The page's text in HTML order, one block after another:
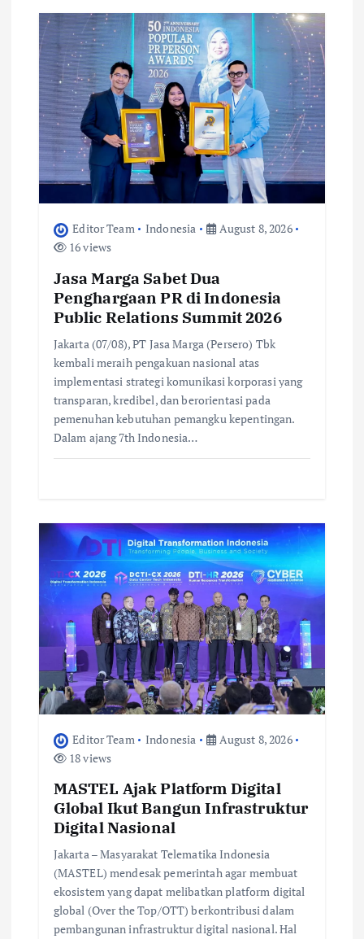
g
a
t
o
Editor Team Indonesia
August 8, 2026
16 views
Jasa Marga Sabet Dua
Penghargaan PR di Indonesia
Public Relations Summit 2026
Jakarta (07/08), PT Jasa Marga (Persero) Tbk
kembali meraih pengakuan nasional atas
implementasi strategi komunikasi korporasi yang
transparan, kredibel, dan berorientasi pada
pemenuhan kebutuhan pemangku kepentingan.
Dalam ajang 7th Indonesia…
Editor Team Indonesia
August 8, 2026
18 views
MASTEL Ajak Platform Digital
Global Ikut Bangun Infrastruktur
Digital Nasional
Jakarta – Masyarakat Telematika Indonesia
(MASTEL) mendesak pemerintah agar membuat
ekosistem yang dapat melibatkan platform digital
global (Over the Top/OTT) berkontribusi dalam
pembangunan infrastruktur digital nasional. Hal